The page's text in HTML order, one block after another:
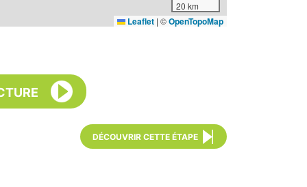
20 km
Leaflet | ©OpenTopoMap
DÉCOUVRIR CETTE ÉTAPE